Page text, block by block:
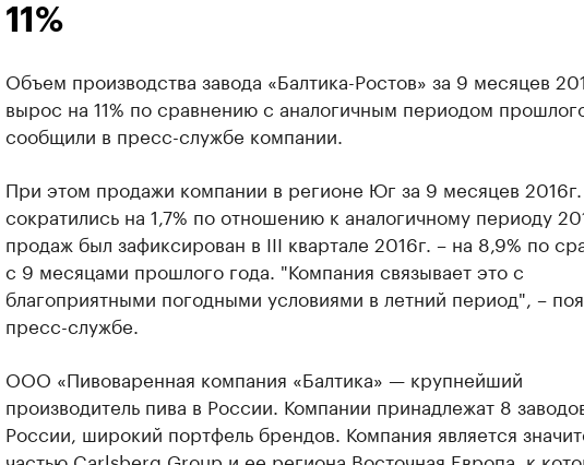
11%
Объем производства завода «Балтика-Ростов» за 9 месяцев
вырос на 11% по сравнению с аналогичным периодом
сообщили в пресс-службе компании.
При этом продажи компании в регионе Юг за 9 месяцев 2016г.
сократились на 1,7% по отношению к аналогичному периоду
продаж был зафиксирован в III квартале 2016г. – на 8,9% по
с 9 месяцами прошлого года. "Компания связывает это с
благоприятными погодными условиями в летний период", –
пресс-службе.
ООО «Пивоваренная компания «Балтика» — крупнейший
производитель пива в России. Компании принадлежат 8
России, широкий портфель брендов. Компания является